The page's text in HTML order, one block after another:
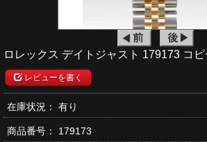
ロレックス デイトジャスト 179173 コ
レビューを書く
在庫状況： 有り
商品番号： 179173